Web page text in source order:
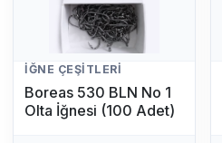
İĞNE ÇEŞITLERI
Boreas 530 BLN No 1
Olta İğnesi (100 Adet)